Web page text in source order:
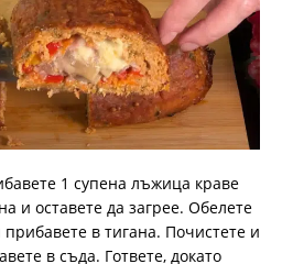
1 супена лъжица краве
и оставете да загрее. Обелете
в тигана. Почистете и
в съда. Гответе, докато